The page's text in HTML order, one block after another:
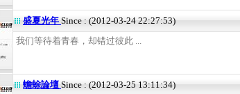
盛夏光年 Since : (2012-03-24 22:27:53)
我们等待着青春，却错过彼此 ...
蟾蜍論壇 Since : (2012-03-25 13:11:34)